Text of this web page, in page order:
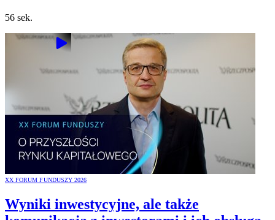
56 sek.
XX FORUM FUNDUSZY 2026
Wyniki inwestycyjne, ale także